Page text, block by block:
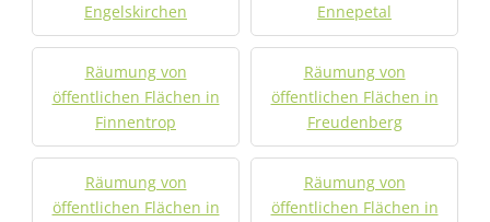
Engelskirchen
Ennepetal
Räumung von
öffentlichen Flächen in
Finnentrop
Räumung von
öffentlichen Flächen in
Freudenberg
Räumung von
öffentlichen Flächen in
Räumung von
öffentlichen Flächen in